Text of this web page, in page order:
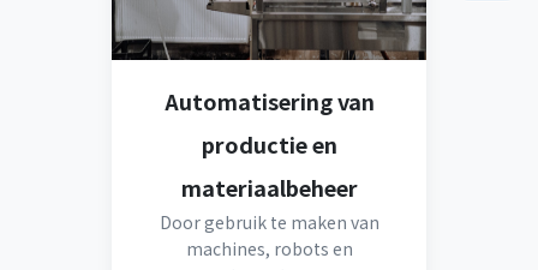
Automatisering van
productie en
materiaalbeheer
Door gebruik te maken van
machines, robots en